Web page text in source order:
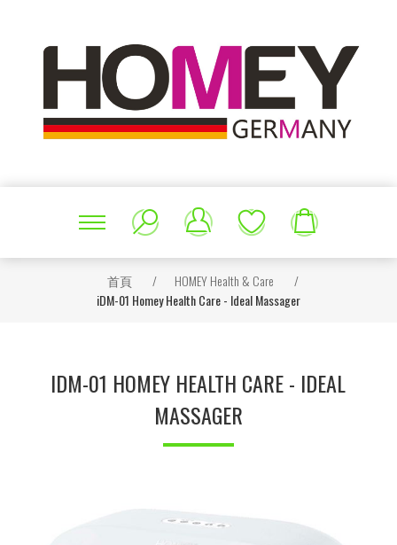
首頁 / HOMEY Health & Care
/
iDM-01 Homey Health Care - Ideal Massager
IDM-01 HOMEY HEALTH CARE - IDEAL
MASSAGER